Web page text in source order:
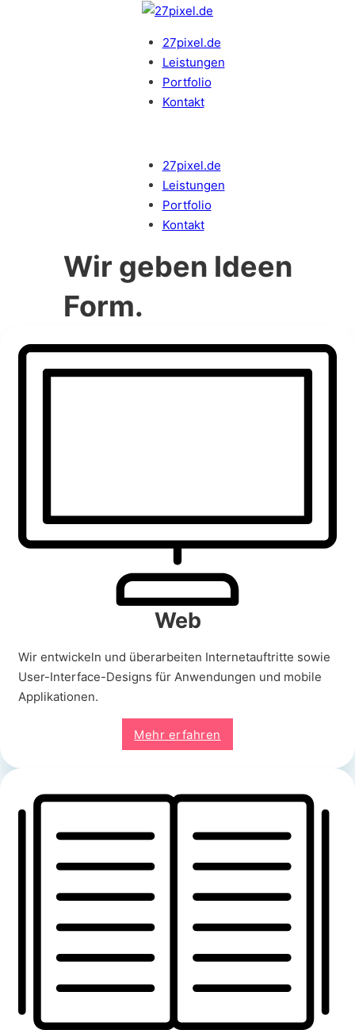
27pixel.de
Leistungen
Portfolio
Kontakt
27pixel.de
Leistungen
Portfolio
Kontakt
Wir geben Ideen
Form.
Web
Wir entwickeln und überarbeiten Internetauftritte sowie
User-Interface-Designs für Anwendungen und mobile
Applikationen.
Mehr erfahren